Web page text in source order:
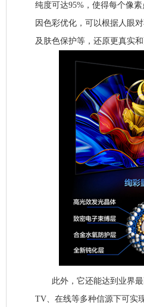
纯度可达95%，使得每个像
因色彩优化，可以根据人眼
及肤色保护等，还原更真实
此外，它还能达到业界最
TV、在线等多种信源下可实